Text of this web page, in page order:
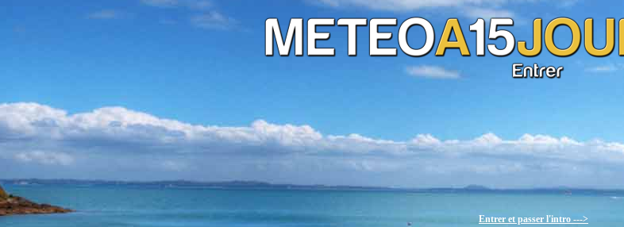
Entrer et passer l'intro --->